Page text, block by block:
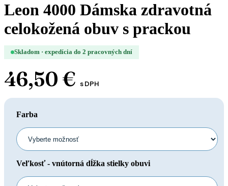
Leon 4000 Dámska zdravotná
celokožená obuv s prackou
Skladom · expedícia do 2 pracovných dní
46,50 € s DPH
Farba
Veľkosť - vnútorná dĺžka stielky obuvi